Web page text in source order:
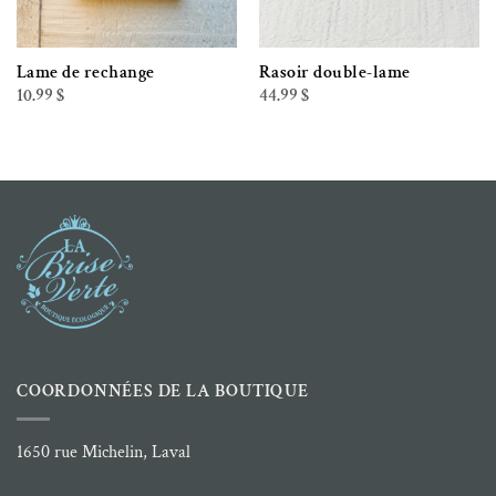
Lame de rechange
10.99 $
Rasoir double-lame
44.99 $
COORDONNÉES DE LA BOUTIQUE
1650 rue Michelin, Laval